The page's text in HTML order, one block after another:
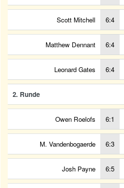
Scott Mitchell 6:4
Matthew Dennant 6:4
Leonard Gates 6:4
2. Runde
Owen Roelofs 6:1
M. Vandenbogaerde 6:3
Josh Payne 6:5